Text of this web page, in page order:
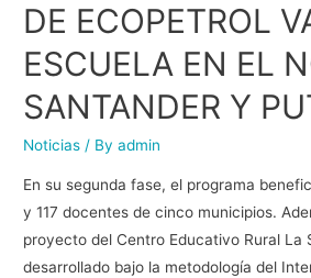
DE ECOPETROL
ESCUELA EN EL
SANTANDER Y
Noticias / Byadmin
En su segunda fase, el programa
y 117 docentes de cinco municipios.
proyecto del Centro Educativo Rural La
desarrollado bajo la metodología del